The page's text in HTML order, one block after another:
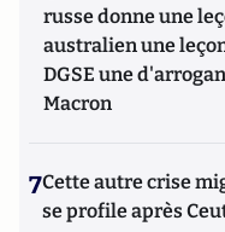
russe donne une
australien une
DGSE une
Macron
7Cette autre crise
se profile après